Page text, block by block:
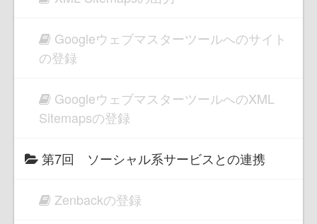
Googleウェブマスターツールへのサイト
の登録
GoogleウェブマスターツールへのXML
Sitemapsの登録
第7回 ソーシャル系サービスとの連携
Zenbackの登録